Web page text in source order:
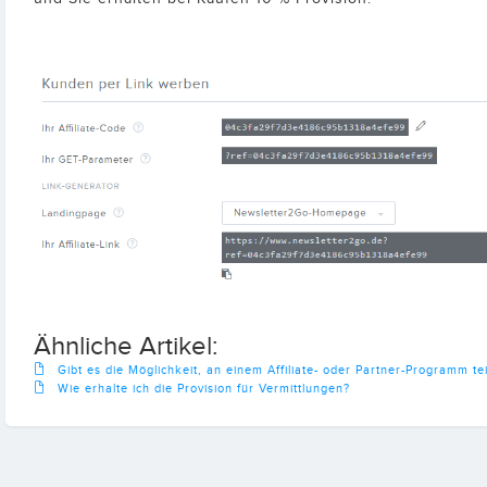
Ähnliche Artikel:
Gibt es die Möglichkeit, an einem Affiliate- oder Partner-Programm
Wie erhalte ich die Provision für Vermittlungen?